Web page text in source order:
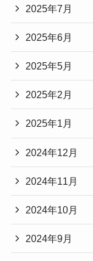
2025年7月
2025年6月
2025年5月
2025年2月
2025年1月
2024年12月
2024年11月
2024年10月
2024年9月